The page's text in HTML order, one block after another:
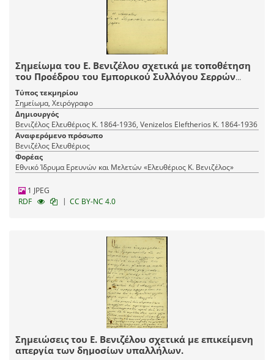
Σημείωμα του Ε. Βενιζέλου σχετικά με τοποθέτηση
του Προέδρου του Εμπορικού Συλλόγου Σερρών
στην Αγροτική Τράπεζα.
Τύπος τεκμηρίου
Σημείωμα, Χειρόγραφο
Δημιουργός
Βενιζέλος Ελευθέριος Κ. 1864-1936, Venizelos Eleftherios K. 1864-1936
Αναφερόμενο πρόσωπο
Βενιζέλος Ελευθέριος
Φορέας
Εθνικό Ίδρυμα Ερευνών και Μελετών «Ελευθέριος Κ. Βενιζέλος»
1 JPEG
RDF
| CC BY-NC 4.0
Σημειώσεις του Ε. Βενιζέλου σχετικά με επικείμενη
απεργία των δημοσίων υπαλλήλων.